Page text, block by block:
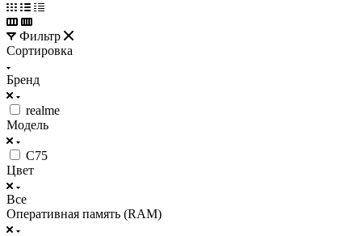
Фильтр
Сортировка
Бренд
realme
Модель
C75
Цвет
Все
Оперативная память (RAM)